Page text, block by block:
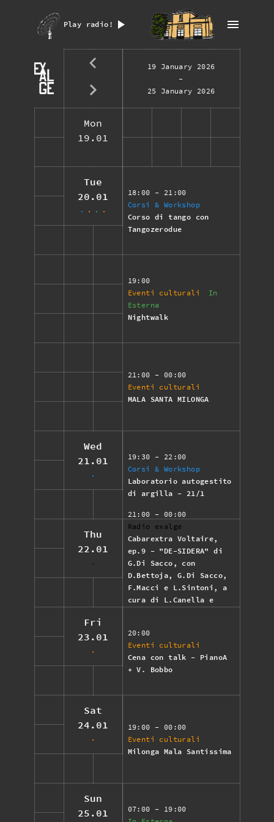
Play radio!
19 January 2026
-
25 January 2026
Mon
19.01
Tue
20.01
18:00 - 21:00
Corsi & Workshop
Corso di tango con
Tangozerodue
19:00
Eventi culturali
In
Esterna
Nightwalk
21:00 - 00:00
Eventi culturali
MALA SANTA MILONGA
Wed
21.01
19:30 - 22:00
Corsi & Workshop
Laboratorio autogestito
di argilla - 21/1
Thu
22.01
21:00 - 00:00
Radio exalge
Cabarextra Voltaire,
ep.9 - "DE-SIDERA" di
G.Di Sacco, con
D.Bettoja, G.Di Sacco,
F.Macci e L.Sintoni, a
cura di L.Canella e
Fri
23.01
20:00
Eventi culturali
Cena con talk - PianoA
+ V. Bobbo
Sat
24.01
19:00 - 00:00
Eventi culturali
Milonga Mala Santissima
Sun
25.01
07:00 - 19:00